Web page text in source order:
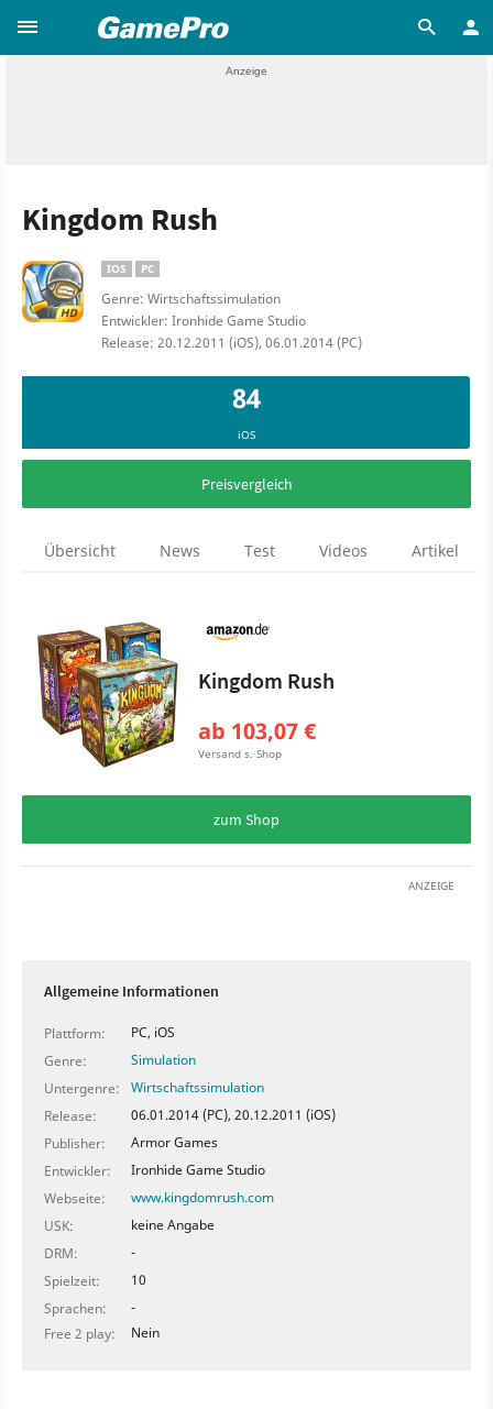
Kingdom Rush
IOS PC
Genre: Wirtschaftssimulation
Entwickler: Ironhide Game Studio
Release: 20.12.2011 (iOS), 06.01.2014 (PC)
84
iOS
Preisvergleich
Übersicht News Test Videos Artikel
Kingdom Rush
ab 103,07 €
Versand s. Shop
zum Shop
ANZEIGE
Allgemeine Informationen
Plattform:
PC, iOS
Genre:
Simulation
Untergenre:
Wirtschaftssimulation
Release:
06.01.2014 (PC), 20.12.2011 (iOS)
Publisher:
Armor Games
Entwickler:
Ironhide Game Studio
Webseite:
www.kingdomrush.com
USK:
keine Angabe
DRM:
-
Spielzeit:
10
Sprachen:
-
Free 2 play:
Nein